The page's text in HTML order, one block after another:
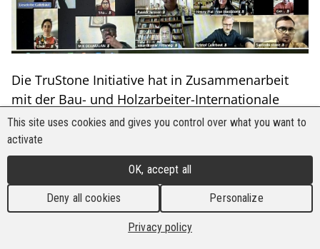
Die TruStone Initiative hat in Zusammenarbeit
mit der Bau- und Holzarbeiter-Internationale
(BWI) ein Schulungshandbuch mit dem Titel
„Naturstein-Sektor:
März 2025. An der Eröffnungsveranstaltung
nahmen über 40 Personen teil, darunter
Gewerkschaftsvertreter aus Indien und Europa,
Arbeits- und Menschenrechtsexperten, die
Internationale Arbeitsorganisation (IAO),
This site uses cookies and gives you control over what you want to
activate
OK, accept all
Deny all cookies Personalize
Privacy policy